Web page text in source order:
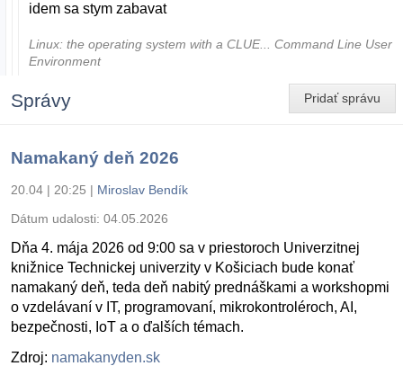
idem sa stym zabavat
Linux: the operating system with a CLUE... Command Line User
Environment
Pridať správu
Správy
Namakaný deň 2026
20.04 | 20:25 | Miroslav Bendík
Dátum udalosti: 04.05.2026
Dňa 4. mája 2026 od 9:00 sa v priestoroch Univerzitnej
knižnice Technickej univerzity v Košiciach bude konať
namakaný deň, teda deň nabitý prednáškami a workshopmi
o vzdelávaní v IT, programovaní, mikrokontroléroch, AI,
bezpečnosti, IoT a o ďalších témach.
Zdroj: namakanyden.sk